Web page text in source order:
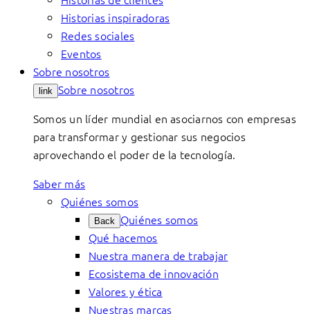
Historias inspiradoras
Redes sociales
Eventos
Sobre nosotros
link Sobre nosotros
Somos un líder mundial en asociarnos con empresas
para transformar y gestionar sus negocios
aprovechando el poder de la tecnología.
Saber más
Quiénes somos
Back Quiénes somos
Qué hacemos
Nuestra manera de trabajar
Ecosistema de innovación
Valores y ética
Nuestras marcas